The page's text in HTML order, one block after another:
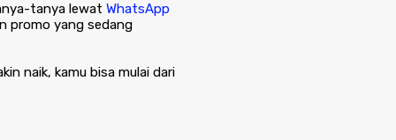
tanya lewat WhatsApp
promo yang sedang
naik, kamu bisa mulai dari